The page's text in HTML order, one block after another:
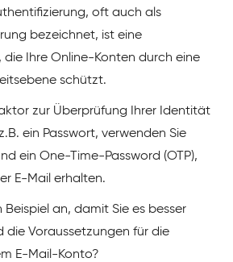
oft auch als
bezeichnet, ist eine
die Ihre Online-Konten durch eine
schützt.
zur Überprüfung Ihrer Identität
ein Passwort, verwenden Sie
ein One-Time-Password (OTP),
E-Mail erhalten.
Beispiel an, damit Sie es besser
die Voraussetzungen für die
E-Mail-Konto?